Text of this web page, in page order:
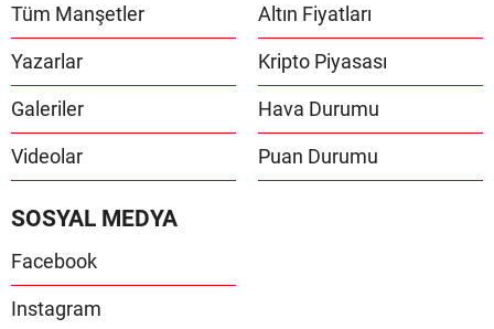
Tüm Manşetler
Yazarlar
Galeriler
Videolar
Altın Fiyatları
Kripto Piyasası
Hava Durumu
Puan Durumu
SOSYAL MEDYA
Facebook
Instagram